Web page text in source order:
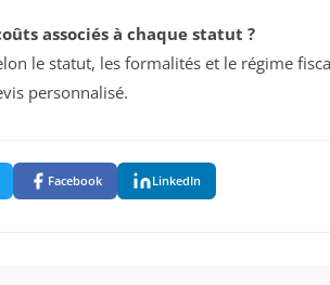
associés à chaque statut ?
le statut, les formalités et le régime
personnalisé.
Facebook LinkedIn